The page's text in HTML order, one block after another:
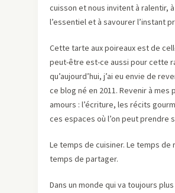
cuisson et nous invitent à ralentir,
l’essentiel et à savourer l’instant
Cette tarte aux poireaux est de
peut-être est-ce aussi pour cette
qu’aujourd’hui, j’ai eu envie de
ce blog né en 2011. Revenir à mes
amours : l’écriture, les récits
ces espaces où l’on peut prendre
Le temps de cuisiner. Le temps de
temps de partager.
Dans un monde qui va toujours plus